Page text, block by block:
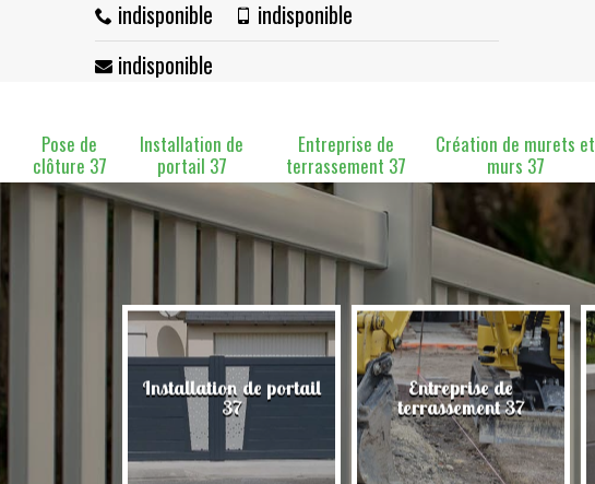
indisponible
indisponible
indisponible
Pose de
clôture 37
Installation de
portail 37
Entreprise de
terrassement 37
Création de murets et
murs 37
37 Installation de portail
37
Entreprise de
terrassement 37